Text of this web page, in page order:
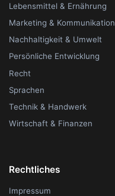
Lebensmittel & Ernährung
Marketing & Kommunikation
Nachhaltigkeit & Umwelt
Persönliche Entwicklung
Recht
Sprachen
Technik & Handwerk
Wirtschaft & Finanzen
Rechtliches
Impressum